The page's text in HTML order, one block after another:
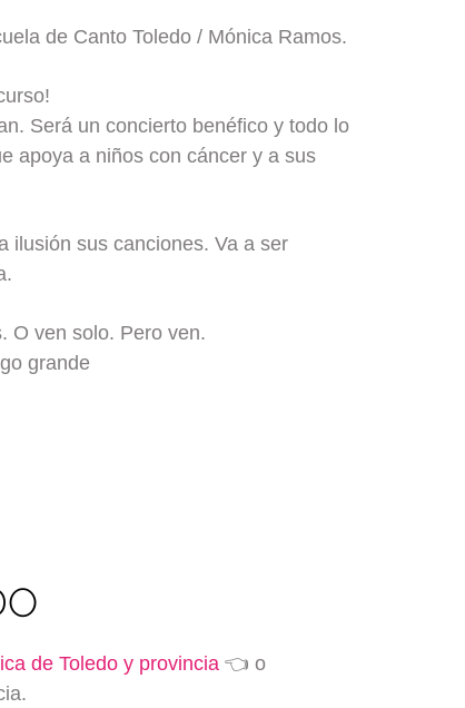
de Canto Toledo / Mónica Ramos.
Será un concierto benéfico y todo lo
apoya a niños con cáncer y a sus
ilusión sus canciones. Va a ser
O ven solo. Pero ven.
grande
de Toledo y provincia 👈 o